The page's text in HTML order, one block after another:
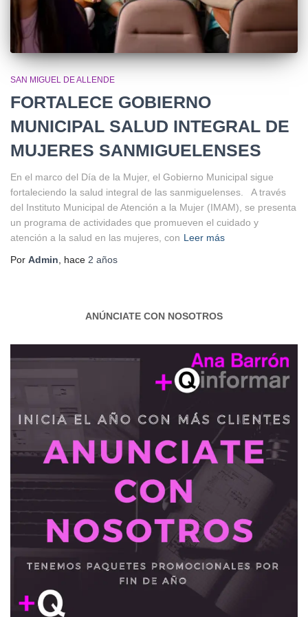
SAN MIGUEL DE ALLENDE
FORTALECE GOBIERNO
MUNICIPAL SALUD INTEGRAL DE
MUJERES SANMIGUELENSES
En el marco del Día de la Mujer, el Gobierno Municipal sigue
fortaleciendo la salud integral de las sanmiguelenses. A través
del Instituto Municipal de Atención a la Mujer (IMAM), se presenta
un programa de actividades que promueven el cuidado y
atención a la salud en las mujeres, con Leer más
Por Admin , hace 2 años
ANÚNCIATE CON NOSOTROS